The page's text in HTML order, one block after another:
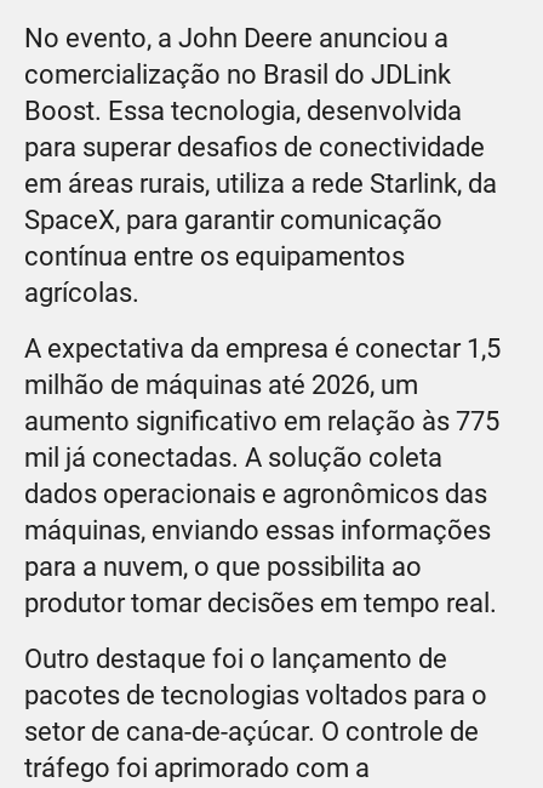
No evento, a John Deere anunciou a
comercialização no Brasil do JDLink
Boost. Essa tecnologia, desenvolvida
para superar desafios de conectividade
em áreas rurais, utiliza a rede Starlink, da
SpaceX, para garantir comunicação
contínua entre os equipamentos
agrícolas.
A expectativa da empresa é conectar 1,5
milhão de máquinas até 2026, um
aumento significativo em relação às 775
mil já conectadas. A solução coleta
dados operacionais e agronômicos das
máquinas, enviando essas informações
para a nuvem, o que possibilita ao
produtor tomar decisões em tempo real.
Outro destaque foi o lançamento de
pacotes de tecnologias voltados para o
setor de cana-de-açúcar. O controle de
tráfego foi aprimorado com a